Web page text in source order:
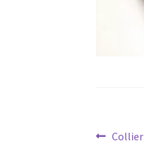
Article